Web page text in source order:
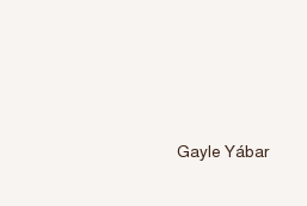
Gayle Yábar